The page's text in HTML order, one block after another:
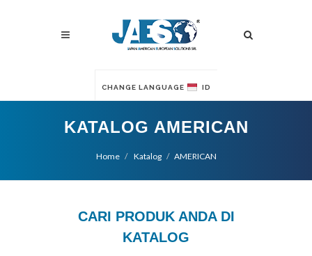
CHANGE LANGUAGE ID
KATALOG AMERICAN
Home Katalog AMERICAN
CARI PRODUK ANDA DI
KATALOG